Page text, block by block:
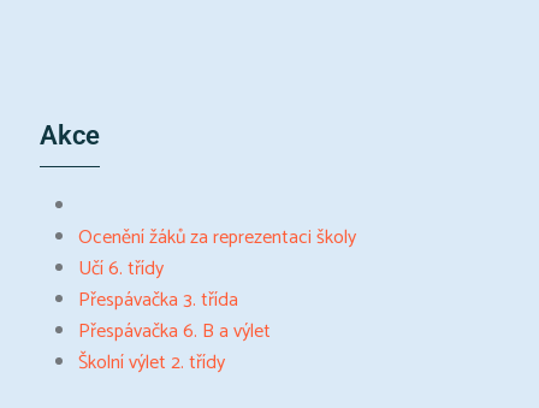
Akce
Ocenění žáků za reprezentaci školy
Učí 6. třídy
Přespávačka 3. třída
Přespávačka 6. B a výlet
Školní výlet 2. třídy